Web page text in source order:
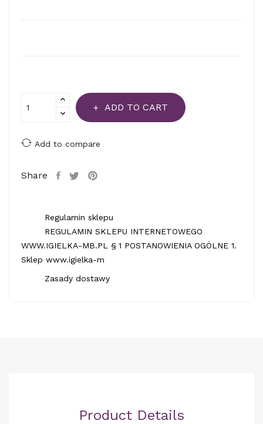
ADD TO CART
Add to compare
Share
Regulamin sklepu
REGULAMIN SKLEPU INTERNETOWEGO
WWW.IGIELKA-MB.PL § 1 POSTANOWIENIA OGÓLNE 1.
Sklep www.igielka-m
Zasady dostawy
Product Details